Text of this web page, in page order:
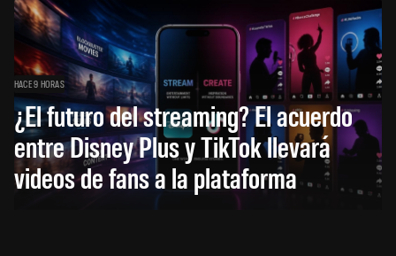
HACE 9 HORAS
¿El futuro del streaming? El acuerdo
entre Disney Plus y TikTok llevará
videos de fans a la plataforma